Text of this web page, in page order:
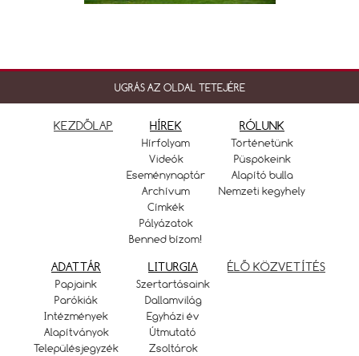
UGRÁS AZ OLDAL TETEJÉRE
KEZDŐLAP HÍREK
Hírfolyam
Videók
Eseménynaptár
Archívum
Címkék
Pályázatok
Benned bízom!
RÓLUNK
Történetünk
Püspökeink
Alapító bulla
Nemzeti kegyhely
ADATTÁR
Papjaink
Parókiák
Intézmények
Alapítványok
Településjegyzék
LITURGIA
Szertartásaink
Dallamvilág
Egyházi év
Útmutató
Zsoltárok
ÉLŐ KÖZVETÍTÉS